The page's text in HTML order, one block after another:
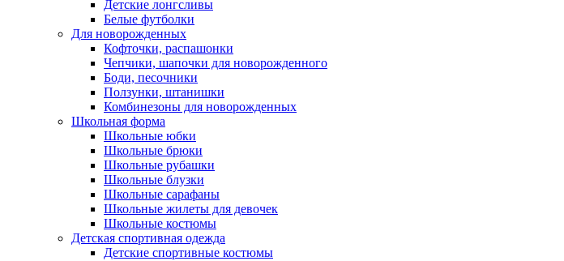
Детские лонгсливы
Белые футболки
Для новорожденных
Кофточки, распашонки
Чепчики, шапочки для новорожденного
Боди, песочники
Ползунки, штанишки
Комбинезоны для новорожденных
Школьная форма
Школьные юбки
Школьные брюки
Школьные рубашки
Школьные блузки
Школьные сарафаны
Школьные жилеты для девочек
Школьные костюмы
Детская спортивная одежда
Детские спортивные костюмы